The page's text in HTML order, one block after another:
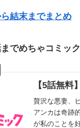
ら結末までまとめ
でめちゃコミッ
【5話無料
贅沢な悪妻、
アンカは奇跡
が私のことを